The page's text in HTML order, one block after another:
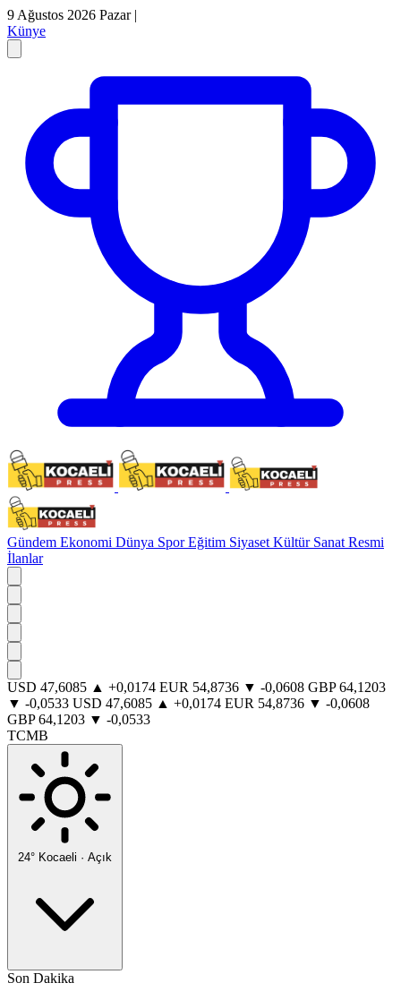
9 Ağustos 2026 Pazar |
Künye
Gündem Ekonomi Dünya SporEğitim Siyaset Kültür Sanat Resmi
İlanlar
USD 47,6085 ▲ +0,0174 EUR 54,8736 ▼ -0,0608 GBP 64,1203
▼ -0,0533 USD 47,6085 ▲ +0,0174 EUR 54,8736 ▼ -0,0608
GBP 64,1203 ▼ -0,0533
TCMB
24° Kocaeli · Açık
Son Dakika